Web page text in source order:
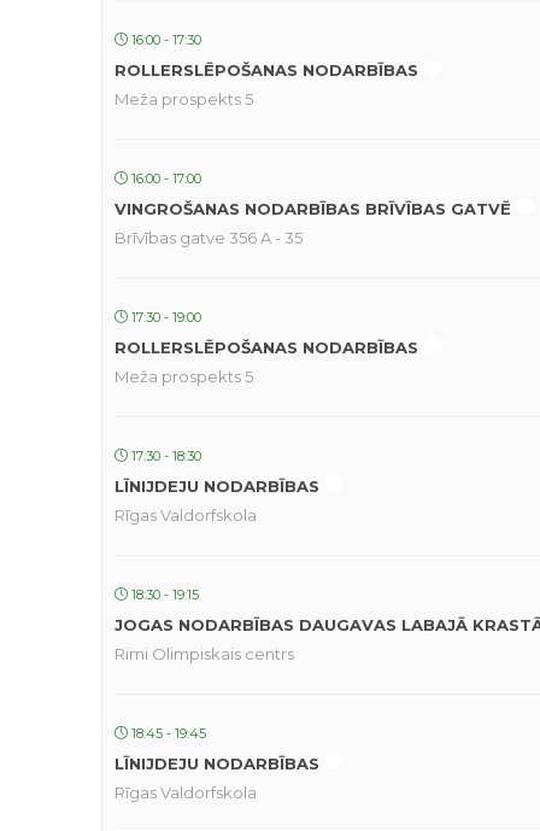
16:00 - 17:30
ROLLERSLĒPOŠANAS NODARBĪBAS
Meža prospekts 5
16:00 - 17:00
VINGROŠANAS NODARBĪBAS BRĪVĪBAS GATVĒ
Brīvības gatve 356 A - 35
17:30 - 19:00
ROLLERSLĒPOŠANAS NODARBĪBAS
Meža prospekts 5
17:30 - 18:30
LĪNIJDEJU NODARBĪBAS
Rīgas Valdorfskola
18:30 - 19:15
JOGAS NODARBĪBAS DAUGAVAS LABAJĀ
Rimi Olimpiskais centrs
18:45 - 19:45
LĪNIJDEJU NODARBĪBAS
Rīgas Valdorfskola